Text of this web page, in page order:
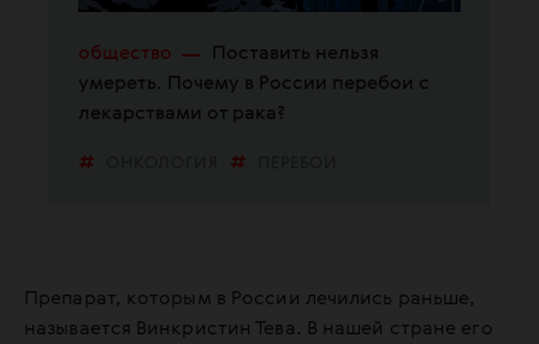
общество
Поставить нельзя
умереть. Почему в России перебои с
лекарствами от рака?
Препарат, которым в России лечились раньше,
называется Винкристин Тева. В нашей стране его